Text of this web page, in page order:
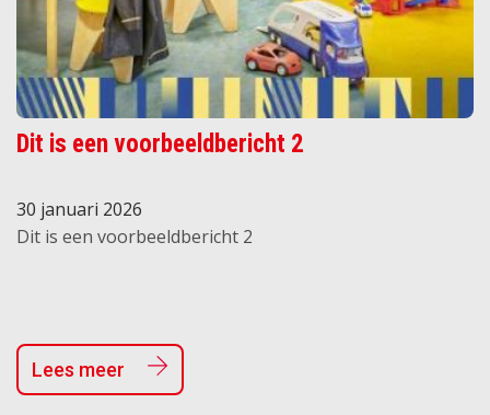
Dit is een voorbeeldbericht 2
30 januari 2026
Dit is een voorbeeldbericht 2
Lees meer